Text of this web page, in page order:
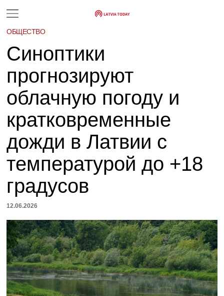
ОБЩЕСТВО
Синоптики
прогнозируют
облачную погоду и
кратковременные
дожди в Латвии с
температурой до +18
градусов
12.06.2026